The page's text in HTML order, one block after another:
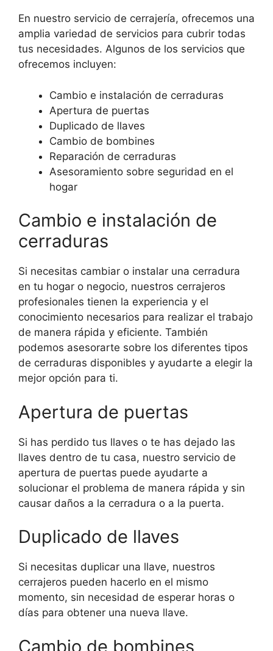
En nuestro servicio de cerrajería, ofrecemos una
amplia variedad de servicios para cubrir todas
tus necesidades. Algunos de los servicios que
ofrecemos incluyen:
Cambio e instalación de cerraduras
Apertura de puertas
Duplicado de llaves
Cambio de bombines
Reparación de cerraduras
Asesoramiento sobre seguridad en el
hogar
Cambio e instalación de
cerraduras
Si necesitas cambiar o instalar una cerradura
en tu hogar o negocio, nuestros cerrajeros
profesionales tienen la experiencia y el
conocimiento necesarios para realizar el trabajo
de manera rápida y eficiente. También
podemos asesorarte sobre los diferentes tipos
de cerraduras disponibles y ayudarte a elegir la
mejor opción para ti.
Apertura de puertas
Si has perdido tus llaves o te has dejado las
llaves dentro de tu casa, nuestro servicio de
apertura de puertas puede ayudarte a
solucionar el problema de manera rápida y sin
causar daños a la cerradura o a la puerta.
Duplicado de llaves
Si necesitas duplicar una llave, nuestros
cerrajeros pueden hacerlo en el mismo
momento, sin necesidad de esperar horas o
días para obtener una nueva llave.
Cambio de bombines